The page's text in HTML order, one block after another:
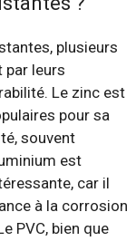
plusieurs
par leurs
Le zinc est
pour sa
souvent
est
car il
à la corrosion
PVC, bien que